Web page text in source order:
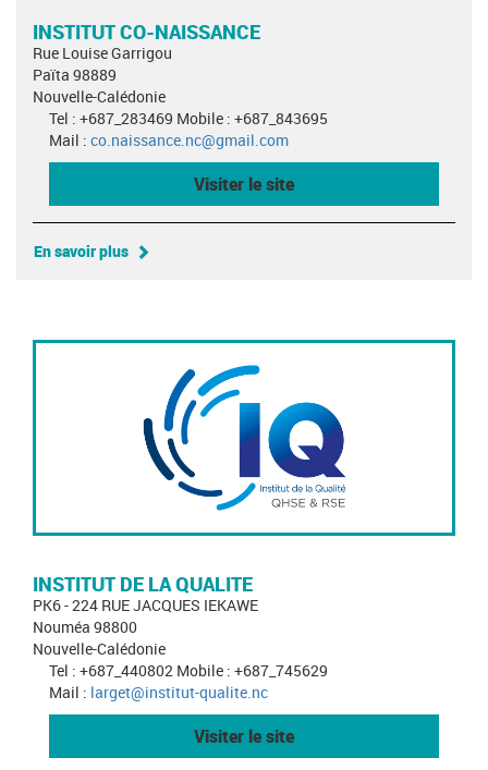
INSTITUT CO-NAISSANCE
Rue Louise Garrigou
Païta 98889
Nouvelle-Calédonie
Tel : +687_283469 Mobile : +687_843695
Mail : co.naissance.nc@gmail.com
Visiter le site
En savoir plus
INSTITUT DE LA QUALITE
PK6 - 224 RUE JACQUES IEKAWE
Nouméa 98800
Nouvelle-Calédonie
Tel : +687_440802 Mobile : +687_745629
Mail : larget@institut-qualite.nc
Visiter le site